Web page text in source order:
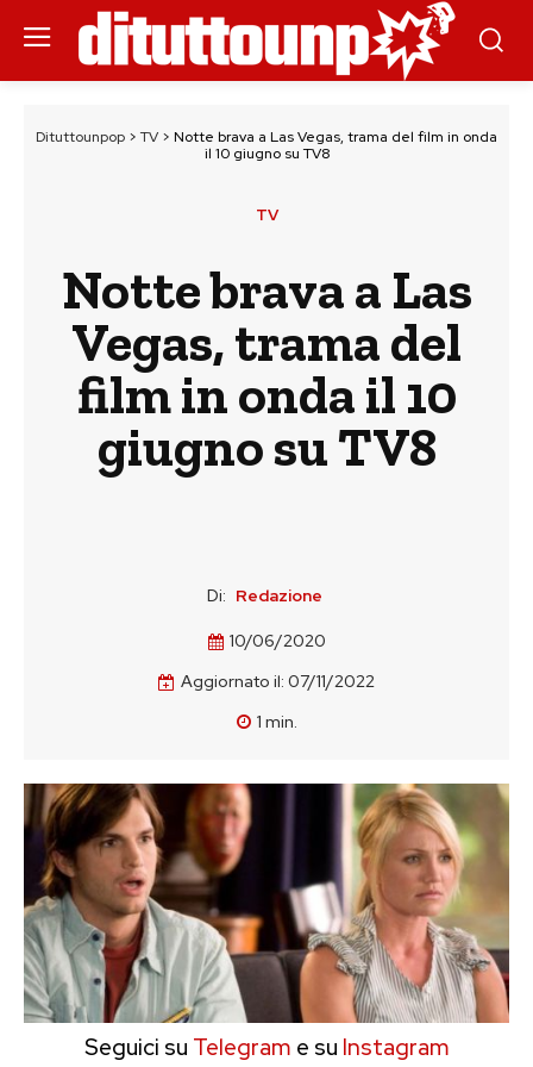
Dituttounpop > TV > Notte brava a Las Vegas, trama del film in onda
il 10 giugno su TV8
TV
Notte brava a Las
Vegas, trama del
film in onda il 10
giugno su TV8
Di: Redazione
10/06/2020
Aggiornato il: 07/11/2022
1 min.
Seguici su Telegram e su Instagram